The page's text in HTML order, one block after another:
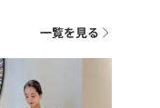
一覧を見る